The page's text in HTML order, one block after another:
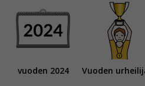
vuoden 2024 Vuoden